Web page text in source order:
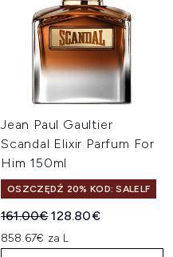
Jean Paul Gaultier
Scandal Elixir Parfum For
Him 150ml
OSZCZĘDŹ 20% KOD: SALELF
Sugerowana cena
161.00€Aktualna cena:
128.80€
858.67€ za L